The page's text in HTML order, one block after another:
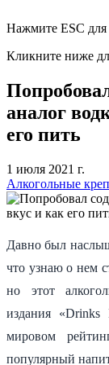
Нажмите ESC для
Кликните ниже
аналог
его пить
1 июля 2021 г.
Алкогольные
Давно был
что узнаю о нем
но этот
издания «Drinks
мировом
популярный